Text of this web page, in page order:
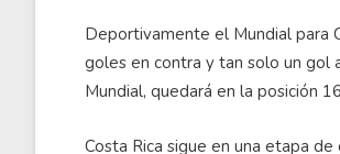
Deportivamente el Mundial para
goles en contra y tan solo un gol
Mundial, quedará en la posición
Costa Rica sigue en una etapa